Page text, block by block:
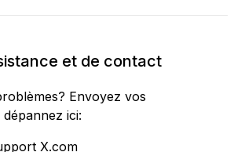
et de contact
Envoyez vos
ici:
X.com